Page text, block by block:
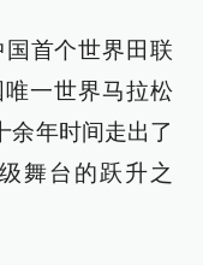
首个世界田联
一世界马拉松
余年时间走出了
舞台的跃升之